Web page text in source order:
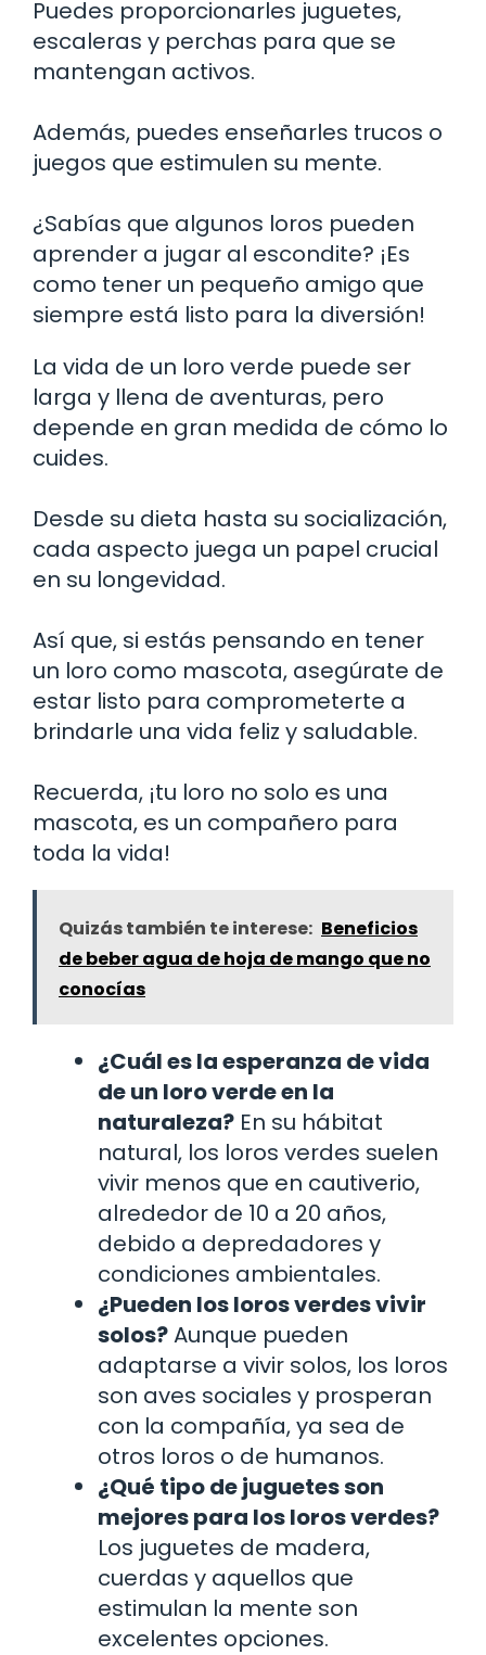
Puedes proporcionarles juguetes,
escaleras y perchas para que se
mantengan activos.
Además, puedes enseñarles trucos o
juegos que estimulen su mente.
¿Sabías que algunos loros pueden
aprender a jugar al escondite? ¡Es
como tener un pequeño amigo que
siempre está listo para la diversión!
La vida de un loro verde puede ser
larga y llena de aventuras, pero
depende en gran medida de cómo lo
cuides.
Desde su dieta hasta su socialización,
cada aspecto juega un papel crucial
en su longevidad.
Así que, si estás pensando en tener
un loro como mascota, asegúrate de
estar listo para comprometerte a
brindarle una vida feliz y saludable.
Recuerda, ¡tu loro no solo es una
mascota, es un compañero para
toda la vida!
Quizás también te interese: Beneficios
de beber agua de hoja de mango que no
conocías
¿Cuál es la esperanza de vida
de un loro verde en la
naturaleza? En su hábitat
natural, los loros verdes suelen
vivir menos que en cautiverio,
alrededor de 10 a 20 años,
debido a depredadores y
condiciones ambientales.
¿Pueden los loros verdes vivir
solos?Aunque pueden
adaptarse a vivir solos, los loros
son aves sociales y prosperan
con la compañía, ya sea de
otros loros o de humanos.
¿Qué tipo de juguetes son
mejores para los loros verdes?
Los juguetes de madera,
cuerdas y aquellos que
estimulan la mente son
excelentes opciones.